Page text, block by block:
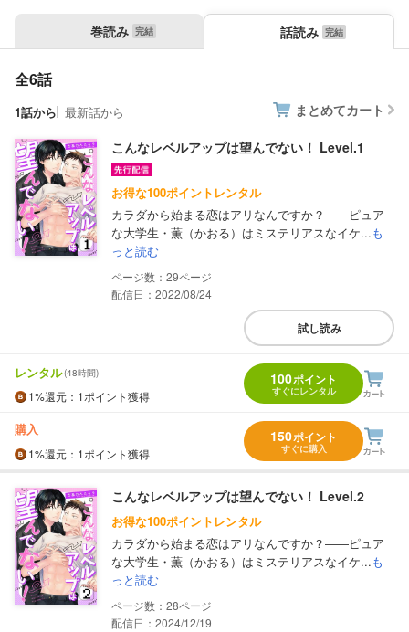
巻読み 話読み
全6話
1話から 最新話から まとめてカート
こんなレベルアップは望んでない！ Level.1
お得な100ポイントレンタル
カラダから始まる恋はアリなんですか？――ピュア
な大学生・薫（かおる）はミステリアスなイケ...も
っと読む
29
配信日：2022/08/24
試し読み
レンタル(48時間)
1%還元 ：1ポイント獲得
100ポイント
すぐにレンタル
購入
1%還元 ：1ポイント獲得
150ポイント
すぐに購入
こんなレベルアップは望んでない！ Level.2
お得な100ポイントレンタル
カラダから始まる恋はアリなんですか？――ピュア
な大学生・薫（かおる）はミステリアスなイケ...も
っと読む
28
配信日：2024/12/19